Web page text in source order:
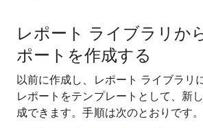
レポート ライブラリか
ポートを作成する
以前に作成し、レポート ライブラリ
レポートをテンプレートとして、新
成できます。手順は次のとおりです。